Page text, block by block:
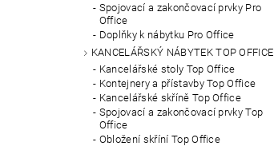
Spojovací a zakončovací prvky Pro
Office
Doplňky k nábytku Pro Office
KANCELÁŘSKÝ NÁBYTEK TOP OFFICE
Kancelářské stoly Top Office
Kontejnery a přístavby Top Office
Kancelářské skříně Top Office
Spojovací a zakončovací prvky Top
Office
Obložení skříní Top Office